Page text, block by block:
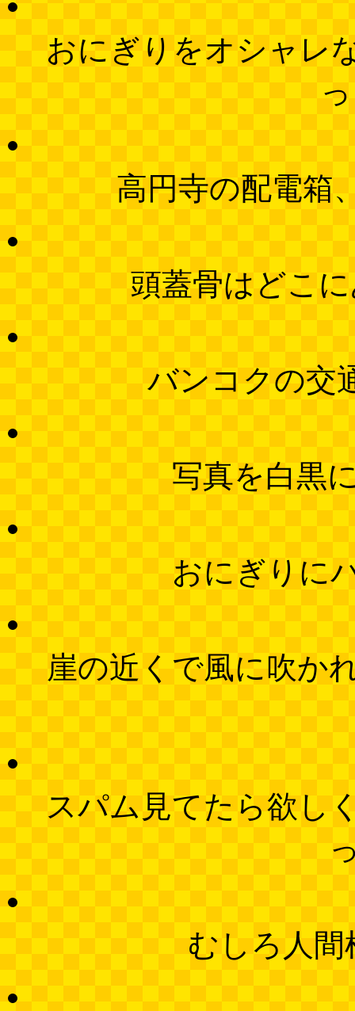
おにぎりをオシャレ
高円寺の配電箱
頭蓋骨はどこ
バンコクの交
写真を白黒
おにぎりに
崖の近くで風に吹か
スパム見てたら欲し
むしろ人